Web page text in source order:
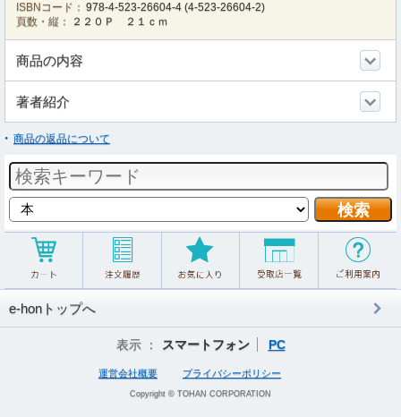
ISBNコード： 978-4-523-26604-4 (4-523-26604-2)
頁数・縦：
２２０Ｐ ２１ｃｍ
商品の内容
著者紹介
商品の返品について
e-honトップへ
表示 ： スマートフォン PC
運営会社概要 プライバシーポリシー
Copyright © TOHAN CORPORATION